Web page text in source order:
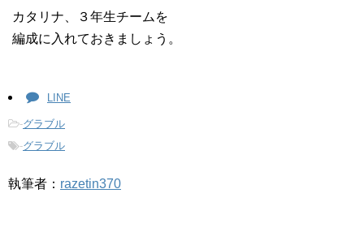
カタリナ、３年生チームを
編成に入れておきましょう。
LINE
-グラブル
-グラブル
執筆者： razetin370